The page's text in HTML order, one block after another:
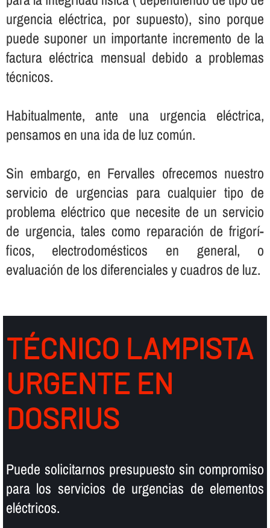
urgencia eléctrica, por supuesto), sino porque
puede suponer un importante incremento de la
factura eléctrica mensual debido a problemas
técnicos.
Habitualmente, ante una urgencia eléctrica,
pensamos en una ida de luz común.
Sin embargo, en Fervalles ofrecemos nuestro
servicio de urgencias para cualquier tipo de
problema eléctrico que necesite de un servicio
de urgencia, tales como reparación de frigorí­
ficos, electrodomésticos en general, o
evaluación de los diferenciales y cuadros de luz.
TÉCNICO LAMPISTA
URGENTE EN
DOSRIUS
Puede solicitarnos presupuesto sin compromiso
para los servicios de urgencias de elementos
eléctricos.